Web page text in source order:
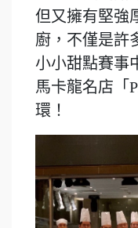
但又擁有堅強
廚，不僅是許
小小甜點賽事
馬卡龍名店「
環！